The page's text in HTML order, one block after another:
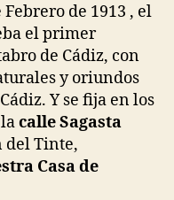
de 1913 , el
el primer
de Cádiz, con
y oriundos
Y se fija en los
calle Sagasta
del Tinte,
Casa de